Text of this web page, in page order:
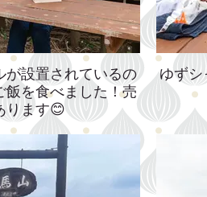
が設置されているの
飯を食べました！売
ります😊
ゆずシ